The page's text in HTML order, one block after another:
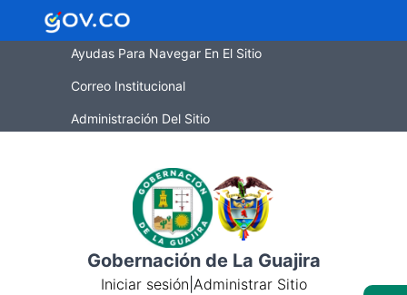
Ayudas Para Navegar En El Sitio
Correo Institucional
Administración Del Sitio
Gobernación de La Guajira
Iniciar sesión Administrar Sitio